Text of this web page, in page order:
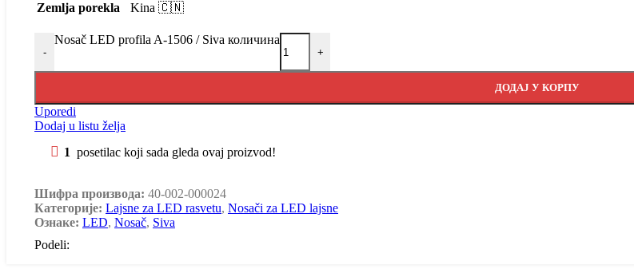
Zemlja porekla
Kina 🇨🇳
-
Nosač LED profila A-1506 / Siva количина
+
ДОДАЈ У КОРПУ
Uporedi
Dodaj u listu želja
1 posetilac koji sada gleda ovaj proizvod!
Шифра производа: 40-002-000024
Категорије: Lajsne za LED rasvetu, Nosači za LED lajsne
Ознаке: LED, Nosač, Siva
Podeli: